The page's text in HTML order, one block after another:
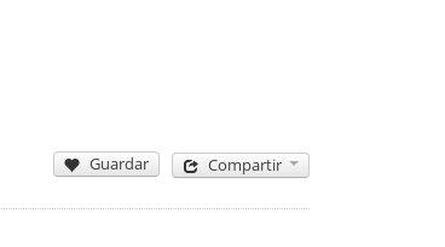
Guardar Compartir